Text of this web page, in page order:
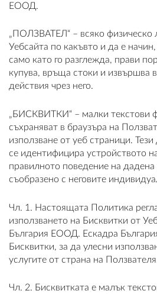
ЕООД.
„ПОЛЗВАТЕЛ“ – всяко физическо
Уебсайта по какъвто и да е
само като го разглежда, прави
купува, връща стоки и извършва
действия чрез него.
„БИСКВИТКИ“ – малки текстови
съхраняват в браузъра на
използване от уеб страници.
се идентифицира устройството
правилното поведение на дадена
съобразено с неговите
Чл. 1. Настоящата Политика
използването на Бисквитки от
България ЕООД. Ескадра
Бисквитки, за да улесни
услугите от страна на
Чл. 2. Бисквитката е малък
РЕГИСТРАЦИЯ
КОНТАКТИ
УСЛОВИЯ ЗА ДОСТАВКА
СТОКИ НА КРЕДИТ
ПОЛИТИКА ЗА БИСКВИТКИ
ПЛАТФОРМА ЗА ОРС